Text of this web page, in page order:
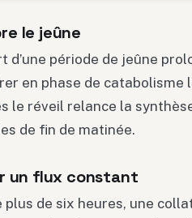
le jeûne
d’une période de jeûne
en phase de catabolisme
le réveil relance la
de fin de matinée.
un flux constant
plus de six heures, une